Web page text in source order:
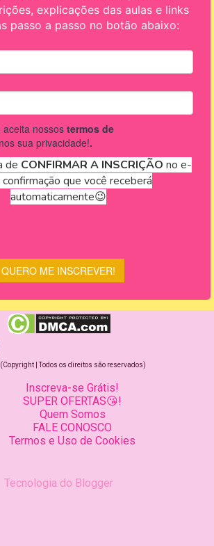
(Copyright | Todos os direitos são reservados)
Inscreva-se Grátis!
SUPER OFERTAS😘!
Quem Somos
FALE CONOSCO
Termos e Uso de Cookies
Tecnologia do Blogger